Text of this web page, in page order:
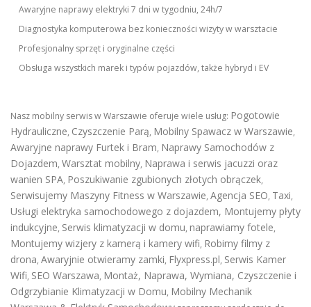
Awaryjne naprawy elektryki 7 dni w tygodniu, 24h/7
Diagnostyka komputerowa bez konieczności wizyty w warsztacie
Profesjonalny sprzęt i oryginalne części
Obsługa wszystkich marek i typów pojazdów, także hybryd i EV
Nasz mobilny serwis w Warszawie oferuje wiele usług: Pogotowie
Hydrauliczne, Czyszczenie Parą, Mobilny Spawacz w Warszawie,
Awaryjne naprawy Furtek i Bram, Naprawy Samochodów z
Dojazdem, Warsztat mobilny, Naprawa i serwis jacuzzi oraz
wanien SPA, Poszukiwanie zgubionych złotych obrączek,
Serwisujemy Maszyny Fitness w Warszawie, Agencja SEO, Taxi,
Usługi elektryka samochodowego z dojazdem, Montujemy płyty
indukcyjne, Serwis klimatyzacji w domu, naprawiamy fotele,
Montujemy wizjery z kamerą i kamery wifi, Robimy filmy z
drona, Awaryjnie otwieramy zamki, Flyxpress.pl, Serwis Kamer
Wifi, SEO Warszawa, Montaż, Naprawa, Wymiana, Czyszczenie i
Odgrzybianie Klimatyzacji w Domu, Mobilny Mechanik